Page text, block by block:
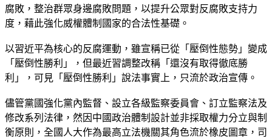
腐敗，整治群眾身邊腐敗問題，以提升公眾對反腐敗支持力
度，藉此強化威權體制國家的合法性基礎。
以習近平為核心的反腐運動，雖宣稱已從「壓倒性態勢」變成
「壓倒性勝利」，但最近習調整改稱「還沒有取得徹底勝
利」，可見「壓倒性勝利」說法事實上，只流於政治宣傳。
儘管黨國強化黨內監督、設立各級監察委員會、訂立監察法及
修改系列法律，然因中國政治體制設計並非採取權力分立與制
衡原則，全國人大作為最高立法機關其角色流於橡皮圖章，司